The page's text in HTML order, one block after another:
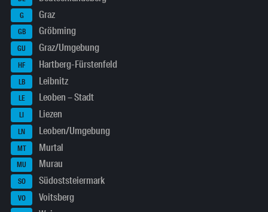
G Graz
GB Gröbming
GU Graz/Umgebung
HF Hartberg-Fürstenfeld
LB Leibnitz
LE Leoben – Stadt
LI Liezen
LN Leoben/Umgebung
MT Murtal
MU Murau
SO Südoststeiermark
VO Voitsberg